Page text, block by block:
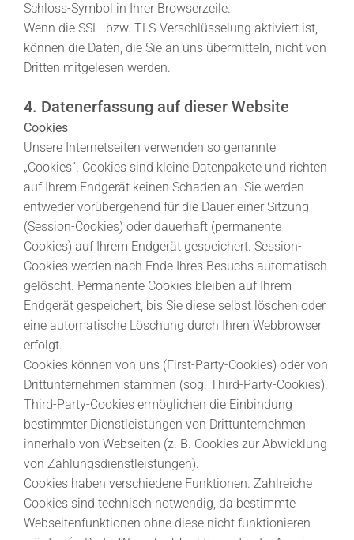
Schloss-Symbol in Ihrer Browserzeile.
Wenn die SSL- bzw. TLS-Verschlüsselung aktiviert ist,
können die Daten, die Sie an uns übermitteln, nicht von
Dritten mitgelesen werden.
4. Datenerfassung auf dieser Website
Cookies
Unsere Internetseiten verwenden so genannte
„Cookies“. Cookies sind kleine Datenpakete und richten
auf Ihrem Endgerät keinen Schaden an. Sie werden
entweder vorübergehend für die Dauer einer Sitzung
(Session-Cookies) oder dauerhaft (permanente
Cookies) auf Ihrem Endgerät gespeichert. Session-
Cookies werden nach Ende Ihres Besuchs automatisch
gelöscht. Permanente Cookies bleiben auf Ihrem
Endgerät gespeichert, bis Sie diese selbst löschen oder
eine automatische Löschung durch Ihren Webbrowser
erfolgt.
Cookies können von uns (First-Party-Cookies) oder von
Drittunternehmen stammen (sog. Third-Party-Cookies).
Third-Party-Cookies ermöglichen die Einbindung
bestimmter Dienstleistungen von Drittunternehmen
innerhalb von Webseiten (z. B. Cookies zur Abwicklung
von Zahlungsdienstleistungen).
Cookies haben verschiedene Funktionen. Zahlreiche
Cookies sind technisch notwendig, da bestimmte
Webseitenfunktionen ohne diese nicht funktionieren